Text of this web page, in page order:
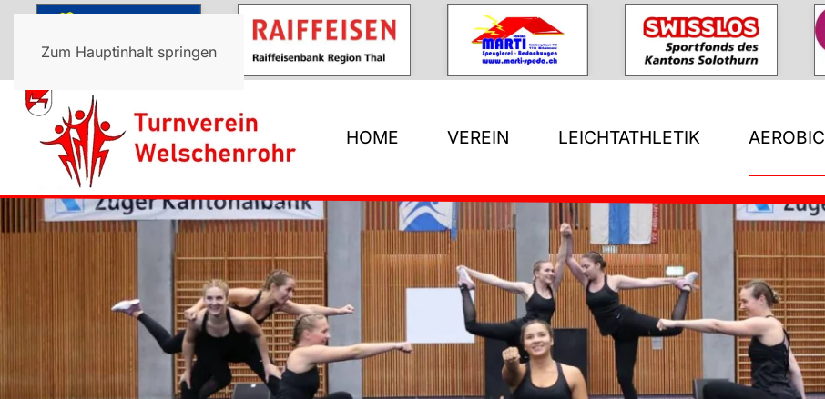
Zum Hauptinhalt springen
HOME VEREIN LEICHTATHLETIK AEROBIC